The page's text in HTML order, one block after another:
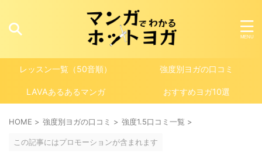
レッスン一覧（50音順） 強度別ヨガの口コミ
LAVAあるあるマンガ おすすめヨガ10選
HOME > 強度別ヨガの口コミ > 強度1.5口コミ一覧 >
この記事にはプロモーションが含まれます